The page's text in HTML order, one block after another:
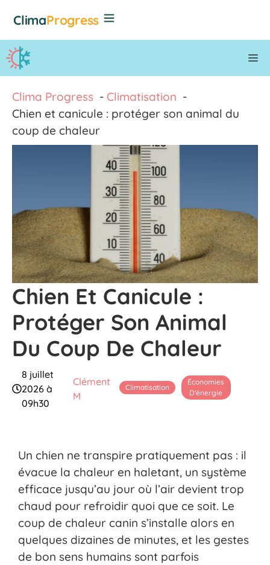
contenu
ClimaProgress
Clima Progress
Climatisation
Chien et canicule : protéger son animal du
coup de chaleur
Chien Et Canicule :
Protéger Son Animal
Du Coup De Chaleur
8 juillet
2026 à
09h30
Clément
M
Climatisation
Économies
D'énergie
Un chien ne transpire pratiquement pas : il
évacue la chaleur en haletant, un système
efficace jusqu’au jour où l’air devient trop
chaud pour refroidir quoi que ce soit. Le
coup de chaleur canin s’installe alors en
quelques dizaines de minutes, et les gestes
de bon sens humains sont parfois